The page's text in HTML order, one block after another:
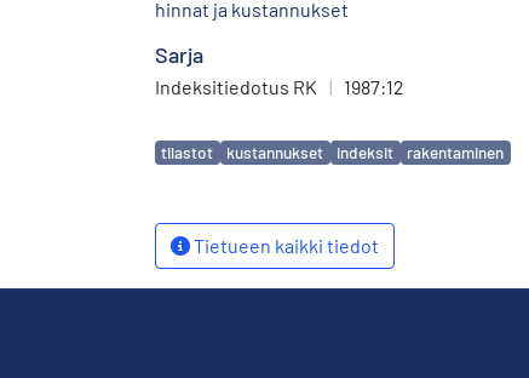
hinnat ja kustannukset
Sarja
Indeksitiedotus RK | 1987:12
Avainsanat
tilastot kustannukset indeksit rakentaminen
Tietueen kaikki tiedot